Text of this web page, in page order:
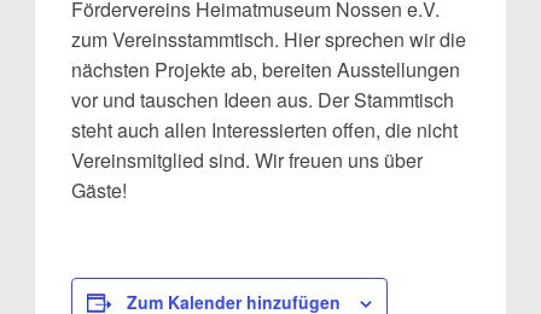
Fördervereins Heimatmuseum Nossen e.V.
zum Vereinsstammtisch. Hier sprechen wir die
nächsten Projekte ab, bereiten Ausstellungen
vor und tauschen Ideen aus. Der Stammtisch
steht auch allen Interessierten offen, die nicht
Vereinsmitglied sind. Wir freuen uns über
Gäste!
Zum Kalender hinzufügen